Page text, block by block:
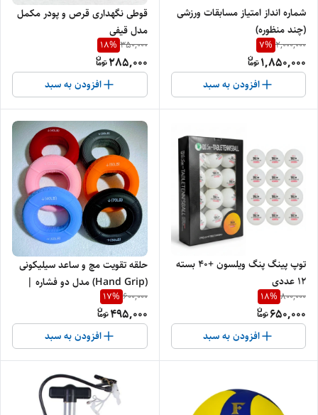
شماره انداز امتیاز مسابقات ورزشی
(چند منظوره)
2,000,000
7%
1,850,000
افزودن به سبد
قوطی نگهداری قرص و پودر مکمل
مدل قیفی
350,000
18%
285,000
افزودن به سبد
توپ پینگ پنگ ویلسون +۴۰ بسته‌
۱۲ عددی
800,000
18%
650,000
افزودن به سبد
حلقه تقویت مچ و ساعد سیلیکونی
(Hand Grip) مدل دو فشاره |
36 کیلوگرم)
600,000
17%
495,000
افزودن به سبد